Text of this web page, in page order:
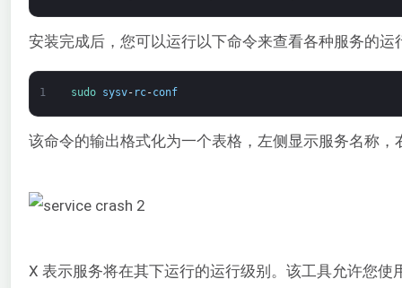
安装完成后，您可以运行以下命令来查看各种服务的运
1 sudo sysv- rc-conf
该命令的输出格式化为一个表格，左侧显示服务名称
X 表示服务将在其下运行的运行级别。该工具允许您